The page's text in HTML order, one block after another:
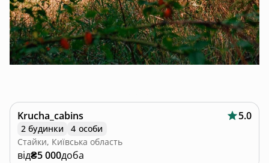
Krucha_cabins 5.0
2 будинки
4 особи
Стайки, Київська область
від₴5 000доба